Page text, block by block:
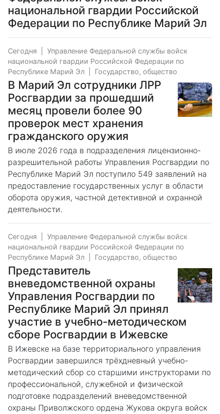
национальной гвардии Российской
Федерации по Республике Марий Эл
Сегодня
Управление Федеральной службы войск
национальной гвардии Российской Федерации по
Республике Марий Эл
Государство, общество
В Марий Эл сотрудники ЛРР
Росгвардии за прошедший
месяц провели более 90
проверок мест хранения
гражданского оружия
В июле 2026 года в подразделения лицензионно-
разрешительной работы Управления Росгвардии по
Республике Марий Эл поступило 549 заявлений на
предоставление государственных услуг в области
оборота оружия, частной детективной и охранной
деятельности.
Сегодня
Управление Федеральной службы войск
национальной гвардии Российской Федерации по
Республике Марий Эл
Государство, общество
Представитель
вневедомственной охраны
Управления Росгвардии по
Республике Марий Эл принял
участие в учебно-методическом
сборе Росгвардии в Ижевске
В Ижевске на базе территориального управления
Росгвардии завершился трёхдневный учебно-
методический сбор со старшими инструкторами по
профессиональной, служебной и физической
подготовке подразделений вневедомственной
охраны Приволжского ордена Жукова округа войск